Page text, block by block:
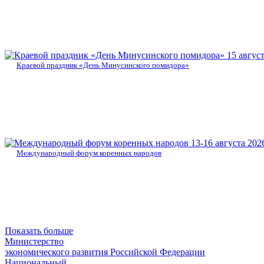
15
Краевой праздник «День Минусинского помидора»
13-16 августа
Международный форум коренных народов
Показать больше
Министерство
экономического развития Российской Федерации